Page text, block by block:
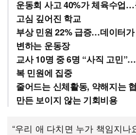
운동회 사고 40%가 체육수업
고심 깊어진 학교
부상 민원 22% 급증…데이터가
변하는 운동장
교사 10명 중 6명 “사직 고민
복 민원에 집중
줄어드는 신체활동, 약해지는
만든 보이지 않는 기회비용
“우리 애 다치면 누가 책임지나